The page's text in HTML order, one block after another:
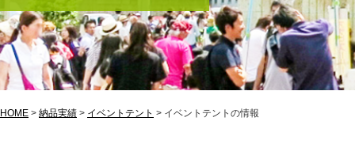
HOME > 納品実績 > イベントテント > イベントテントの情報